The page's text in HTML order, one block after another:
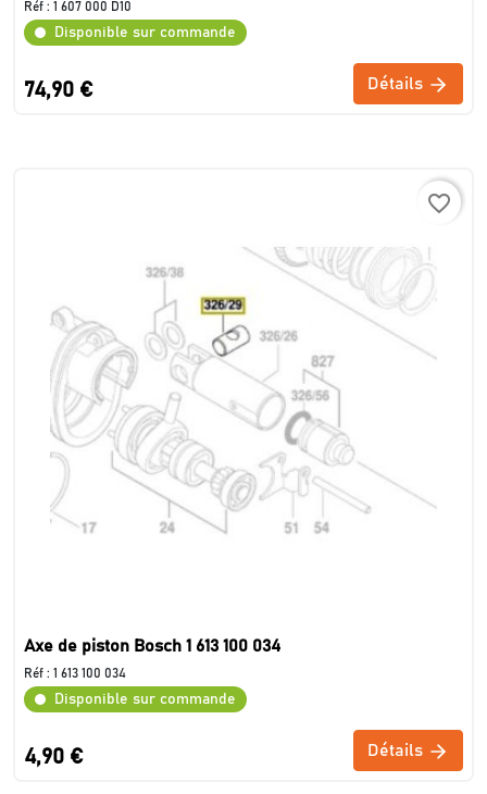
Réf : 1 607 000 D10
Disponible sur commande
74,90 € Détails
favorite_border
Axe de piston Bosch 1 613 100 034
Réf : 1 613 100 034
Disponible sur commande
4,90 € Détails